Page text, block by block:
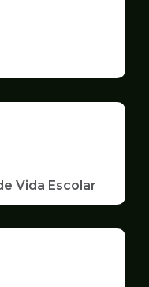
Vida Escolar